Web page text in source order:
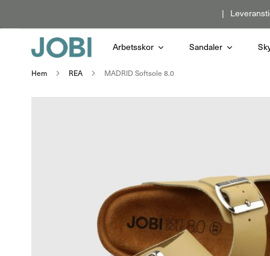
innehållet
Arbetsskor Sandaler
Hem REA MADRID Softsole 8.0